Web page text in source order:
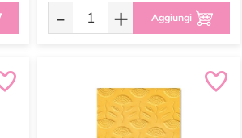
- + Aggiungi